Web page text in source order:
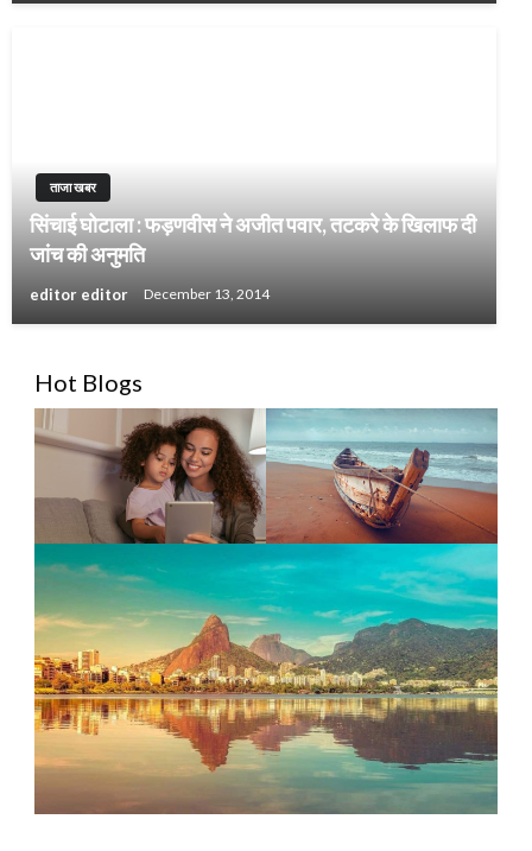
ताजा खबर
सिंचाई घोटाला : फड़णवीस ने अजीत पवार, तटकरे के खिलाफ दी
जांच की अनुमति
editor editor December 13, 2014
Hot Blogs